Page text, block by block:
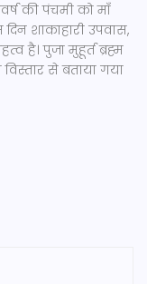
की पंचमी को माँ
शाकाहारी उपवास,
है। पुजा मुहूर्त ब्रह्म
से बताया गया